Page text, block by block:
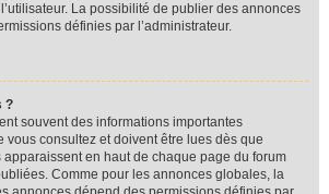
La possibilité de publier des annonces
définies par l’administrateur.
?
souvent des informations importantes
vous consultez et doivent être lues dès que
en haut de chaque page du forum
Comme pour les annonces globales, la